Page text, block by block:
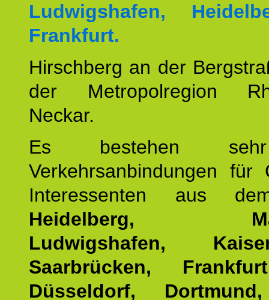
Ludwigshafen,
Frankfurt.
Hirschberg an der
der Metropolregion
Neckar.
Es bestehen
Verkehrsanbindungen für
Interessenten aus
Heidelberg,
Ludwigshafen,
Saarbrücken,
Düsseldorf,